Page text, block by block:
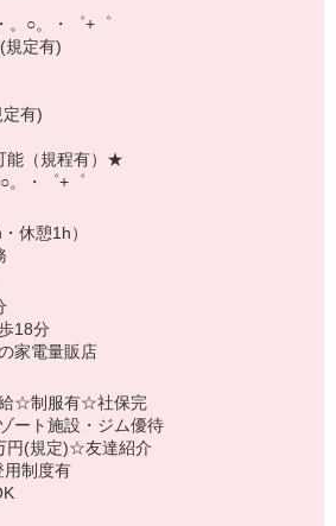
ニング・官公庁案件
カンタン面接OK！
ピード対応。
ご相談ください！
。○。・゜+゜
規定有)
有)
能（規程有）★
。・゜+゜
休憩1h）
18分
家電量販店
☆制服有☆社保完
ート施設・ジム優待
円(規定)☆友達紹介
制度有